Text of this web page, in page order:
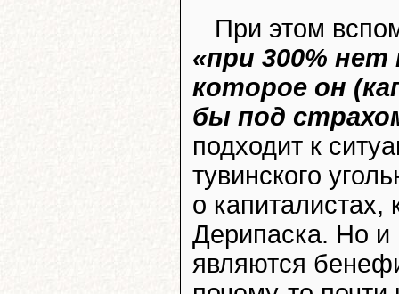
При этом
«при 300%
которое он
бы под
подходит к
тувинского
о капиталистах,
Дерипаска. Но
являются